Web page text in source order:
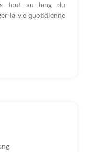
tout au long du
la vie quotidienne